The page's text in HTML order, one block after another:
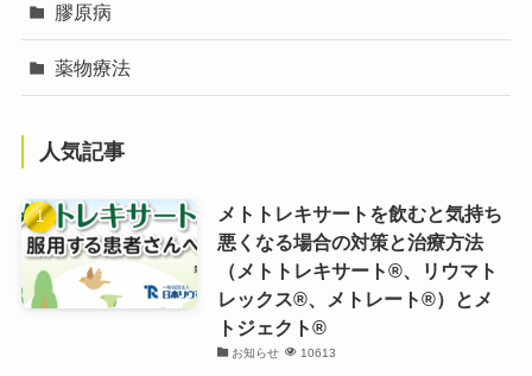
膠原病
薬物療法
人気記事
メトトレキサートを飲むと気持ち
悪くなる場合の対策と治療方法
（メトトレキサート®、リウマト
レックス®、メトレート®）とメ
トジェクト®
お知らせ 10613